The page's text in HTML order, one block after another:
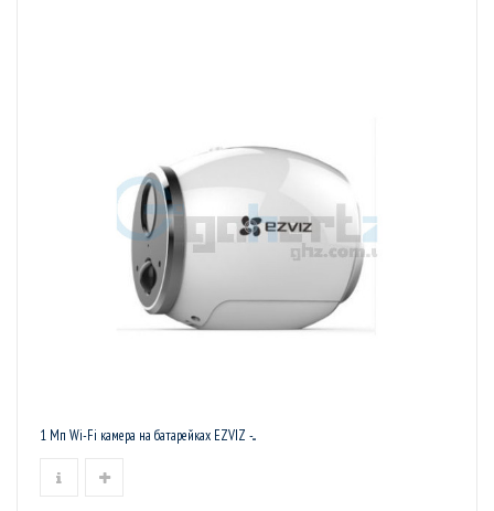
1 Мп Wi-Fi камера на батарейках EZVIZ -...